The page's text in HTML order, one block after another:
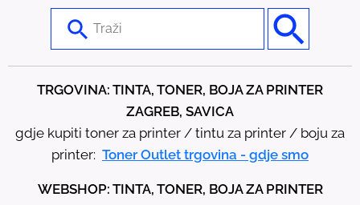
t
a
TRGOVINA: TINTA, TONER, BOJA ZA PRINTER
ZAGREB, SAVICA
gdje kupiti toner za printer / tintu za printer / boju za
printer: Toner Outlet trgovina - gdje smo
WEBSHOP: TINTA, TONER, BOJA ZA PRINTER